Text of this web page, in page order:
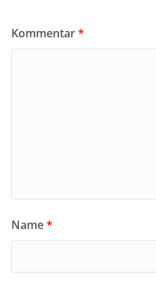
Kommentar*
Name*